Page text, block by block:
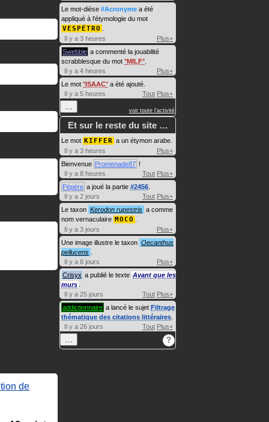
de
Le mot-dièse #Acronyme a été
appliqué à l'étymologie du mot
VESPÉTRO
Il y a 3 heures
Plus+
Swebble a commenté la jouabilité
scrabblesque du mot MILF
Il y a 4 heures
Plus+
Le mot ISAAC a été ajouté.
Il y a 5 heures
Tout Plus+
… voir toute l'activité
Et sur le reste du site …
Le mot KIFFER a un étymon arabe.
Il y a 3 heures
Plus+
Bienvenue Promenade87 !
Il y a 8 heures
Tout Plus+
Pépère a joué la partie #2456
Il y a 2 jours
Tout Plus+
Le taxon Kerodon rupestris a comme
nom vernaculaire MOCO
Il y a 3 jours
Plus+
Une image illustre le taxon Oecanthus
pellucens
Il y a 6 jours
Plus+
Crisyx a publié le texte Avant que les
murs
Il y a 25 jours
Tout Plus+
addictionnaire a lancé le sujet Filtrage
thématique des citations littéraires
Il y a 26 jours
Tout Plus+
… ?